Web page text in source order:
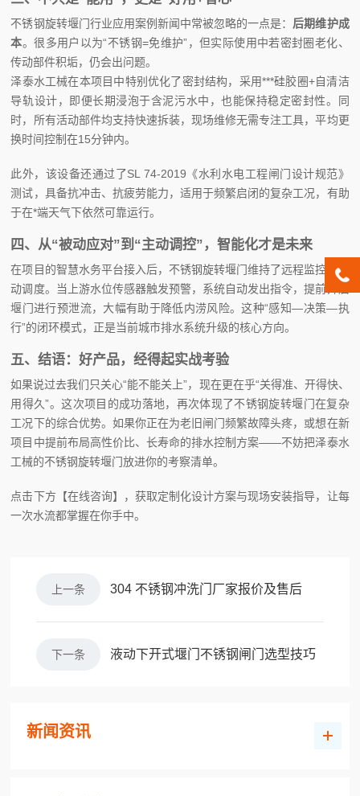
不锈钢旋转堰门行业应用案例新闻中常被忽略的一点是： 后期维护成
本。很多用户以为“不锈钢=免维护”，但实际使用中若密封圈老化、
传动部件积垢，仍会出问题。
泽泰水工械在本项目中特别优化了密封结构，采用***硅胶圈+自清洁
导轨设计，即便长期浸泡于含泥污水中，也能保持稳定密封性。同
时，所有活动部件均支持快速拆装，现场维修无需专注工具，平均更
换时间控制在15分钟内。
此外，该设备还通过了SL 74-2019《水利水电工程闸门设计规范》
测试，具备抗冲击、抗疲劳能力，适用于频繁启闭的复杂工况，有助
于在*端天气下依然可靠运行。
四、从“被动应对”到“主动调控”，智能化才是未来
在项目的智慧水务平台接入后，不锈钢旋转堰门维持了远程监控与联
动调度。当上游水位传感器触发预警，系统自动发出指令，提前开启
堰门进行预泄流，大幅有助于降低内涝风险。这种“感知—决策—执
行”的闭环模式，正是当前城市排水系统升级的核心方向。
五、结语：好产品，经得起实战考验
如果说过去我们只关心“能不能关上”，现在更在乎“关得准、开得快、
用得久”。这次项目的成功落地，再次体现了不锈钢旋转堰门在复杂
工况下的综合优势。如果你正在为老旧闸门频繁故障头疼，或想在新
项目中提前布局高性价比、长寿命的排水控制方案——不妨把泽泰水
工械的不锈钢旋转堰门放进你的考察清单。
点击下方【在线咨询】，获取定制化设计方案与现场安装指导，让每
一次水流都掌握在你手中。
上一条 304 不锈钢冲洗门厂家报价及售后
下一条 液动下开式堰门不锈钢闸门选型技巧
新闻资讯